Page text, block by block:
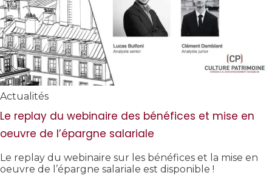
Actualités
Le replay du webinaire des bénéfices et mise en
oeuvre de l’épargne salariale
Le replay du webinaire sur les bénéfices et la mise en
oeuvre de l’épargne salariale est disponible !